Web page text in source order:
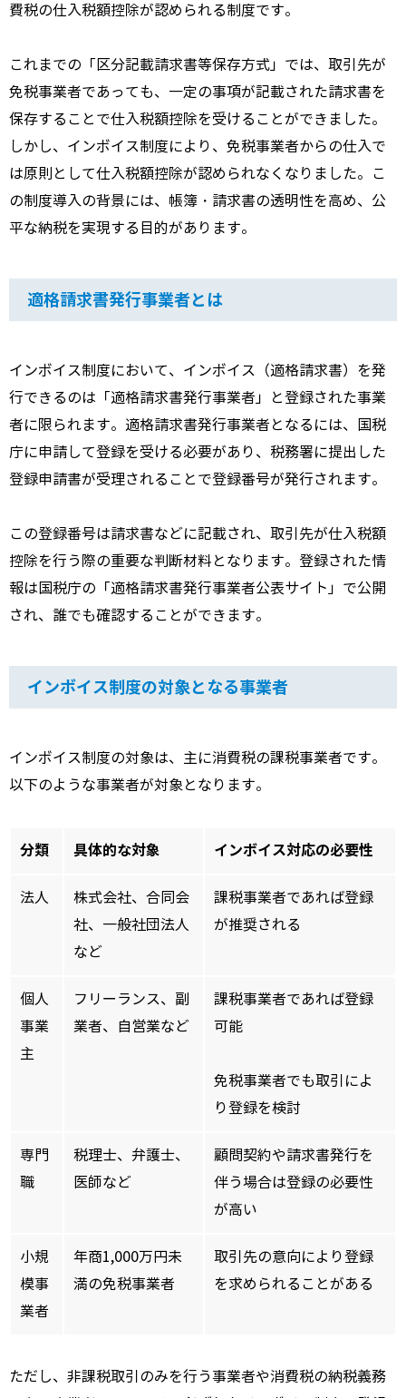
費税の仕入税額控除が認められる制度です。
これまでの「区分記載請求書等保存方式」では、取引先が
免税事業者であっても、一定の事項が記載された請求書を
保存することで仕入税額控除を受けることができました。
しかし、インボイス制度により、免税事業者からの仕入で
は原則として仕入税額控除が認められなくなりました。こ
の制度導入の背景には、帳簿・請求書の透明性を高め、公
平な納税を実現する目的があります。
適格請求書発行事業者とは
インボイス制度において、インボイス（適格請求書）を発
行できるのは「適格請求書発行事業者」と登録された事業
者に限られます。適格請求書発行事業者となるには、国税
庁に申請して登録を受ける必要があり、税務署に提出した
登録申請書が受理されることで登録番号が発行されます。
この登録番号は請求書などに記載され、取引先が仕入税額
控除を行う際の重要な判断材料となります。登録された情
報は国税庁の「適格請求書発行事業者公表サイト」で公開
され、誰でも確認することができます。
インボイス制度の対象となる事業者
インボイス制度の対象は、主に消費税の課税事業者です。
以下のような事業者が対象となります。
分類 具体的な対象 インボイス対応の必要性
法人
株式会社、合同会
社、一般社団法人
など
課税事業者であれば登録
が推奨される
個人
事業
主
フリーランス、副
業者、自営業など
課税事業者であれば登録
可能
免税事業者でも取引によ
り登録を検討
専門
職
税理士、弁護士、
医師など
顧問契約や請求書発行を
伴う場合は登録の必要性
が高い
小規
模事
業者
年商1,000万円未
満の免税事業者
取引先の意向により登録
を求められることがある
ただし、非課税取引のみを行う事業者や消費税の納税義務